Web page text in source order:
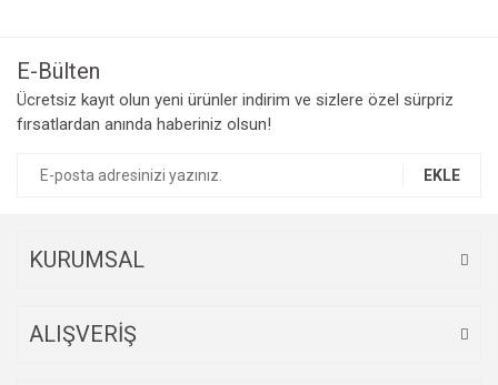
E-Bülten
Ücretsiz kayıt olun yeni ürünler indirim ve sizlere özel sürpriz
fırsatlardan anında haberiniz olsun!
EKLE
KURUMSAL
ALIŞVERİŞ